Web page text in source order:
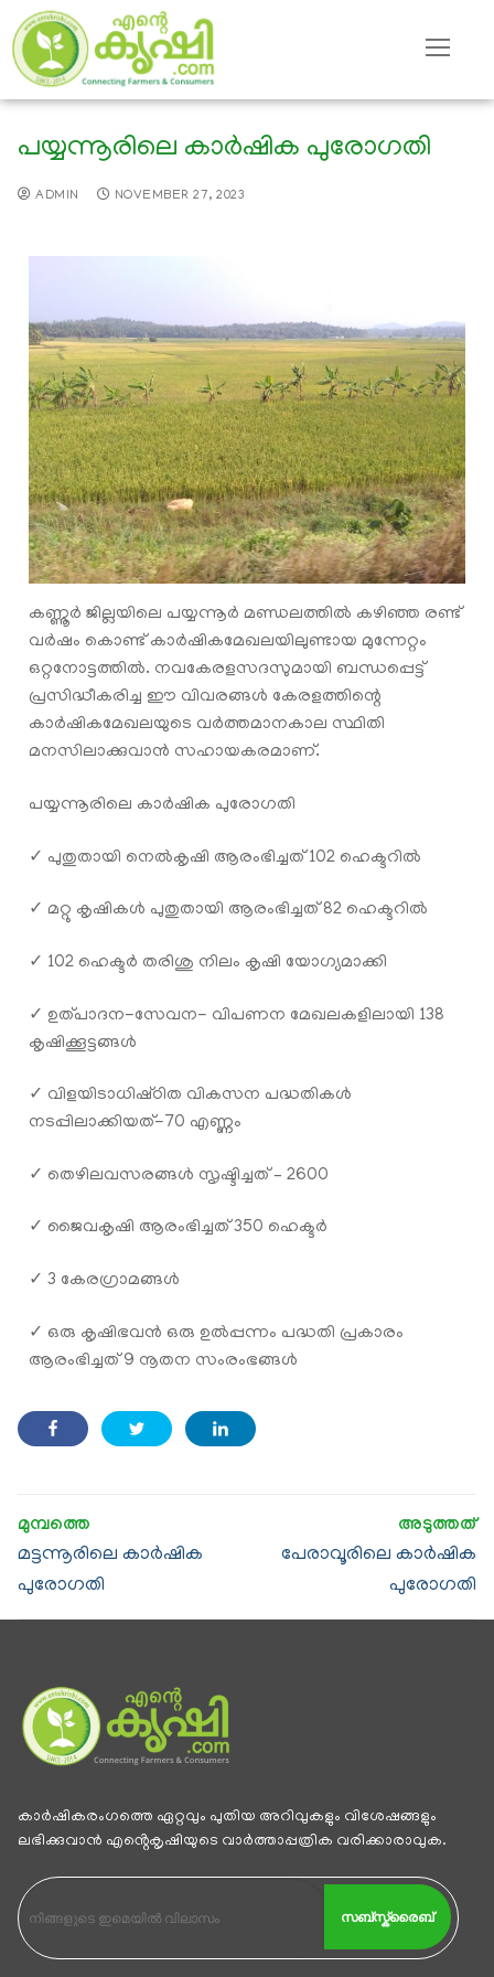
പയ്യന്നൂരിലെ കാര്‍ഷിക പുരോഗതി
ADMIN NOVEMBER 27, 2023
കണ്ണൂർ ജില്ലയിലെ പയ്യന്നൂർ മണ്ഡലത്തില്‍ കഴിഞ്ഞ രണ്ട്
വര്‍ഷം കൊണ്ട് കാര്‍ഷികമേഖലയിലുണ്ടായ മുന്നേറ്റം
ഒറ്റനോട്ടത്തില്‍. നവകേരളസദസുമായി ബന്ധപ്പെട്ട്
പ്രസിദ്ധീകരിച്ച ഈ വിവരങ്ങള്‍ കേരളത്തിന്റെ
കാര്‍ഷികമേഖലയുടെ വര്‍ത്തമാനകാല സ്ഥിതി
മനസിലാക്കുവാന്‍ സഹായകരമാണ്.
പയ്യന്നൂരിലെ കാര്‍ഷിക പുരോഗതി
✓ പുതുതായി നെൽകൃഷി ആരംഭിച്ചത് 102 ഹെക്ടറിൽ
✓ മറ്റു കൃഷികൾ പുതുതായി ആരംഭിച്ചത് 82 ഹെക്ടറിൽ
✓ 102 ഹെക്ടർ തരിശു നിലം കൃഷി യോഗ്യമാക്കി
✓ ഉത്പാദന-സേവന- വിപണന മേഖലകളിലായി 138
കൃഷിക്കൂട്ടങ്ങൾ
✓ വിളയിടാധിഷ്‌ഠിത വികസന പദ്ധതികൾ
നടപ്പിലാക്കിയത്-70 എണ്ണം
✓ തെഴിലവസരങ്ങൾ സൃഷ്ടിച്ചത് – 2600
✓ ജൈവകൃഷി ആരംഭിച്ചത് 350 ഹെക്ടർ
✓ 3 കേരഗ്രാമങ്ങൾ
✓ ഒരു കൃഷിഭവൻ ഒരു ഉൽപ്പന്നം പദ്ധതി പ്രകാരം
ആരംഭിച്ചത് 9 നൂതന സംരംഭങ്ങൾ
മട്ടന്നൂരിലെ കാര്‍ഷിക
പുരോഗതി
പേരാവൂരിലെ കാര്‍ഷിക
പുരോഗതി
കാര്‍ഷികരംഗത്തെ ഏറ്റവും പുതിയ അറിവുകളും വിശേഷങ്ങളും
ലഭിക്കുവാന്‍ എൻ്റെകൃഷിയുടെ വാര്‍ത്താപ്പത്രിക വരിക്കാരാവുക.
സബ്സ്ക്രൈബ്